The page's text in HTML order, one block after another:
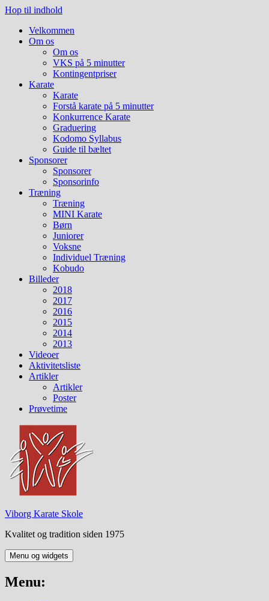
Hop til indhold
Velkommen
Om os
Om os
VKS på 5 minutter
Kontingentpriser
Karate
Karate
Forstå karate på 5 minutter
Konkurrence Karate
Graduering
Kodomo Syllabus
Guide til bæltet
Sponsorer
Sponsorer
Sponsorinfo
Træning
Træning
MINI Karate
Børn
Juniorer
Voksne
Individuel Træning
Kobudo
Billeder
2018
2017
2016
2015
2014
2013
Videoer
Aktivitetsliste
Artikler
Artikler
Poster
Prøvetime
Viborg Karate Skole
Kvalitet og tradition siden 1975
Menu og widgets
Menu: